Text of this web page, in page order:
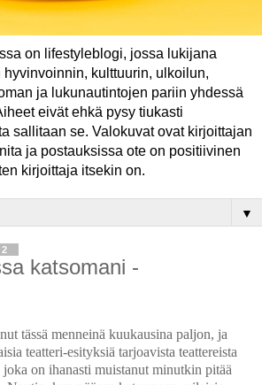
on lifestyleblogi, jossa lukijana
hyvinvoinnin, kulttuurin, ulkoilun,
ja lukunautintojen pariin yhdessä
eivät ehkä pysy tiukasti
sallitaan se. Valokuvat ovat kirjoittajan
ja postauksissa ote on positiivinen
kirjoittaja itsekin on.
▼
katsomani -
tässä menneinä kuukausina paljon, ja
teatteri-esityksiä tarjoavista teattereista
on ihanasti muistanut minutkin pitää